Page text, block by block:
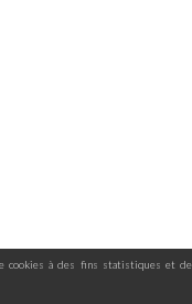
cookies à des fins statistiques et de